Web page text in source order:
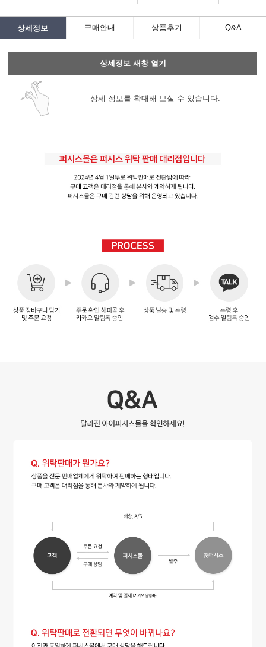
상세정보 구매안내 상품후기 Q&A
상세정보 새창 열기
상세 정보를 확대해 보실 수 있습니다.